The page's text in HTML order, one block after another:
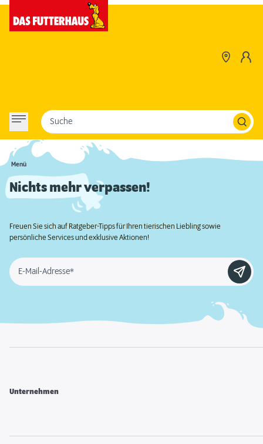
Menü
Suche
Nichts mehr verpassen!
Freuen Sie sich auf Ratgeber-Tipps für Ihren tierischen Liebling sowie
persönliche Services und exklusive Aktionen!
E-Mail-Adresse*
Unternehmen